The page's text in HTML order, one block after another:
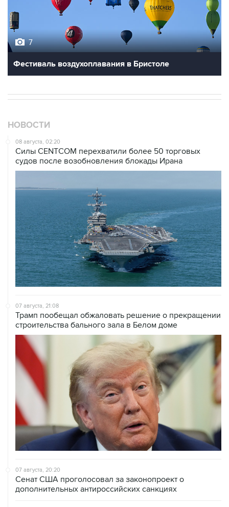
7
Фестиваль воздухоплавания в Бристоле
НОВОСТИ
08 августа, 02:20
Силы CENTCOM перехватили более 50 торговых
судов после возобновления блокады Ирана
07 августа, 21:08
Трамп пообещал обжаловать решение о прекращении
строительства бального зала в Белом доме
07 августа, 20:20
Сенат США проголосовал за законопроект о
дополнительных антироссийских санкциях